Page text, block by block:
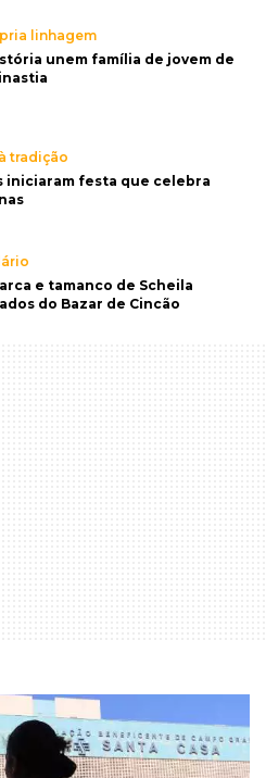
linhagem
unem família de jovem de
tradição
iniciaram festa que celebra
e tamanco de Scheila
do Bazar de Cincão